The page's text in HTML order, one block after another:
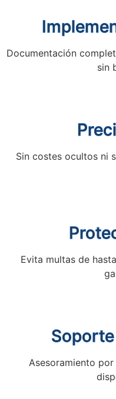
Documentación
sin
Sin costes ocultos ni
Evita multas de
Asesoramiento